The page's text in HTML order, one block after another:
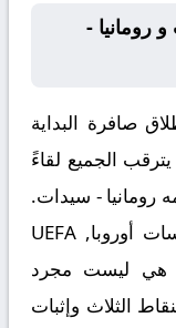
رومانيا -
صافرة البداية
الجميع لقاءً
رومانيا - سيدات.
أوروبا, UEFA
هي ليست مجرد
الثلاث وإثبات